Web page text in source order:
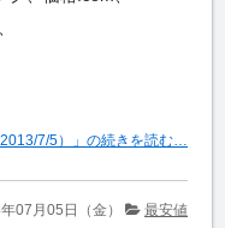
7/5）」の続きを読む…
07月05日（金） 最安値